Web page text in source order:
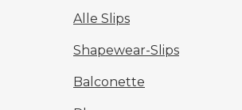
Alle Slips
Shapewear-Slips
Balconette